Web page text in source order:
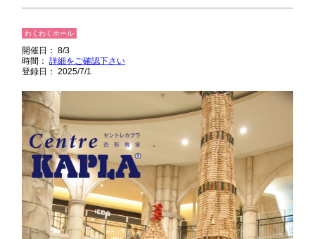
わくわくホール
開催日： 8/3
時間：詳細をご確認下さい
登録日： 2025/7/1